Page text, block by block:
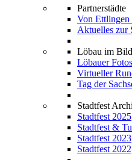
Partnerstädte
Von Ettlingen
Aktuelles zur
Löbau im
Löbauer Fotos
Virtueller
Tag der
Stadtfest
Stadtfest 2025
Stadtfest &
Stadtfest 2023
Stadtfest 2022